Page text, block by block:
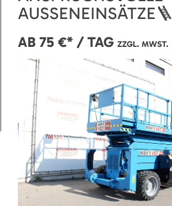
AUSSENEINSÄTZE🪜
AB 75 €* / TAG ZZGL. MWST.